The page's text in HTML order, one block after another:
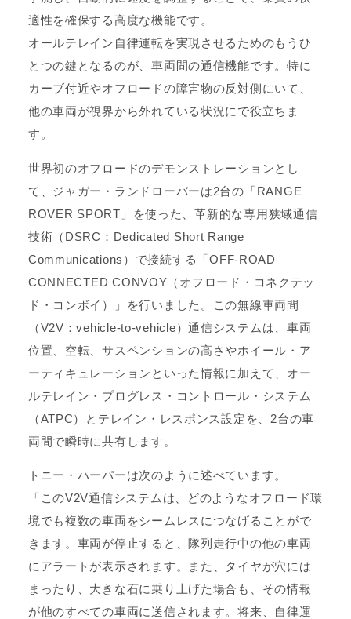
適性を確保する高度な機能です。
オールテレイン自律運転を実現させるためのもうひ
とつの鍵となるのが、車両間の通信機能です。特に
カーブ付近やオフロードの障害物の反対側にいて、
他の車両が視界から外れている状況にで役立ちま
す。
世界初のオフロードのデモンストレーションとし
て、ジャガー・ランドローバーは2台の「RANGE
ROVER SPORT」を使った、革新的な専用狭域通信
技術（DSRC：Dedicated Short Range
Communications）で接続する「OFF-ROAD
CONNECTED CONVOY（オフロード・コネクテッ
ド・コンボイ）」を行いました。この無線車両間
（V2V：vehicle-to-vehicle）通信システムは、車両
位置、空転、サスペンションの高さやホイール・ア
ーティキュレーションといった情報に加えて、オー
ルテレイン・プログレス・コントロール・システム
（ATPC）とテレイン・レスポンス設定を、2台の車
両間で瞬時に共有します。
トニー・ハーパーは次のように述べています。
「このV2V通信システムは、どのようなオフロード環
境でも複数の車両をシームレスにつなげることがで
きます。車両が停止すると、隊列走行中の他の車両
にアラートが表示されます。また、タイヤが穴には
まったり、大きな石に乗り上げた場合も、その情報
が他のすべての車両に送信されます。将来、自律運